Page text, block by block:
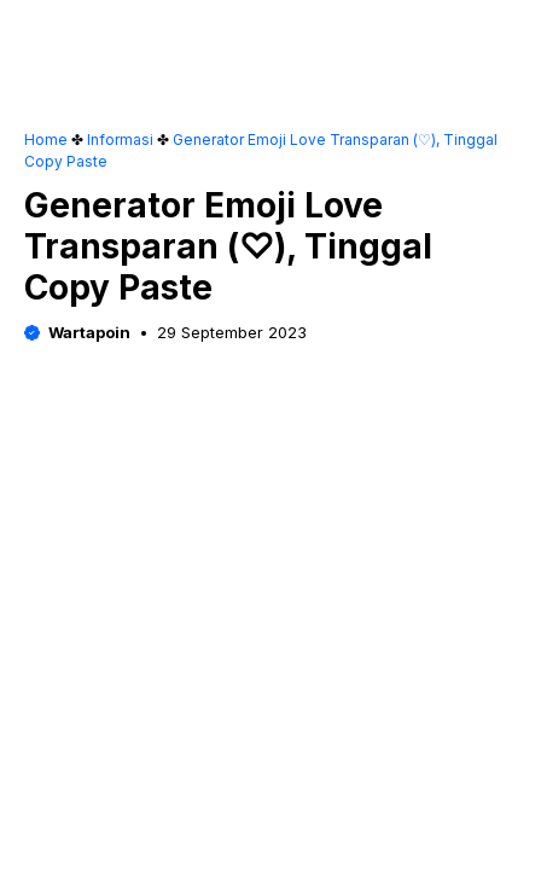
Home ✤ Informasi ✤ Generator Emoji Love Transparan (♡), Tinggal
Copy Paste
Generator Emoji Love
Transparan (♡), Tinggal
Copy Paste
Wartapoin 29 September 2023